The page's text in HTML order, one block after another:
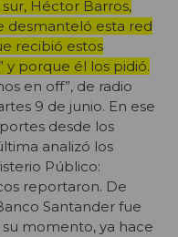
Héctor Barros,
desmanteló esta red
recibió estos
y porque él los pidió.
en off”, de radio
9 de junio. En ese
desde los
analizó los
Público:
reportaron. De
Santander fue
momento, ya hace